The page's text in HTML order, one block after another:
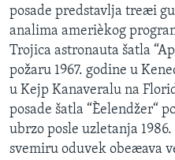
posade predstavlja treæi
analima amerièkog
Trojica astronauta šatla
požaru 1967. godine u
u Kejp Kanaveralu na
posade šatla “Èelendžer“
ubrzo posle uzletanja
svemiru oduvek obeæava